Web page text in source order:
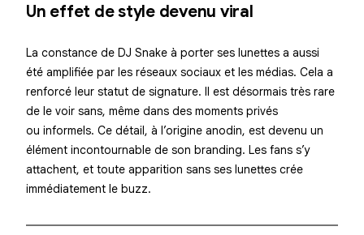
Un effet de style devenu viral
La constance de DJ Snake à porter ses lunettes a aussi
été amplifiée par les réseaux sociaux et les médias. Cela a
renforcé leur statut de signature. Il est désormais très rare
de le voir sans, même dans des moments privés
ou informels. Ce détail, à l’origine anodin, est devenu un
élément incontournable de son branding. Les fans s’y
attachent, et toute apparition sans ses lunettes crée
immédiatement le buzz.